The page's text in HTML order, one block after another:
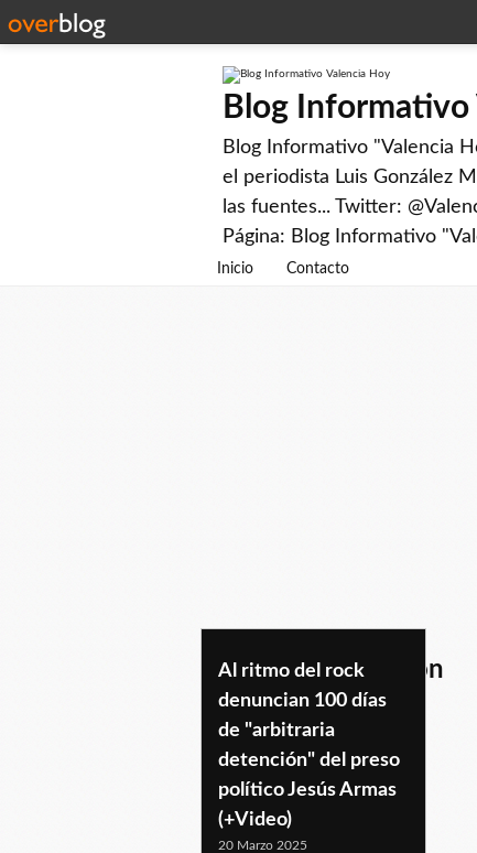
Blog Informativo
Blog Informativo "Valencia
el periodista Luis González
las fuentes... Twitter:
Página: Blog Informativo
Inicio Contacto
100diasdedetencion
Al ritmo del rock
denuncian 100 días
de "arbitraria
detención" del preso
político Jesús Armas
(+Video)
20 Marzo 2025